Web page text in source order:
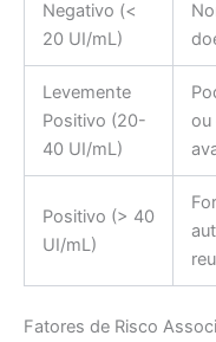
Negativo (<
20 UI/mL)
Levemente
Positivo (20-
40 UI/mL)
ou
Positivo (> 40
UI/mL)
Fatores de Risco